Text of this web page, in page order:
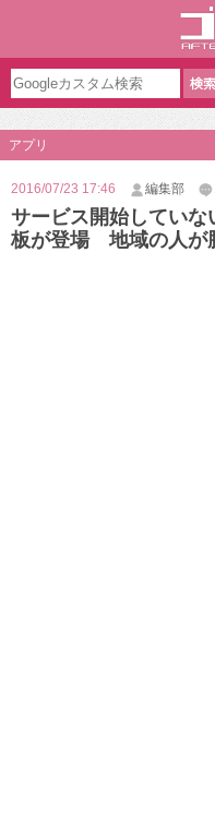
アプリ
2016/07/23 17:46 編集部
サービス開始してい
板が登場 地域の人が